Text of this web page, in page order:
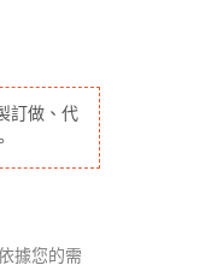
訂做、代
據您的需